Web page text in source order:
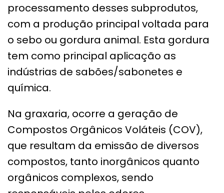
processamento desses subprodutos,
com a produção principal voltada para
o sebo ou gordura animal. Esta gordura
tem como principal aplicação as
indústrias de sabões/sabonetes e
química.
Na graxaria, ocorre a geração de
Compostos Orgânicos Voláteis (COV),
que resultam da emissão de diversos
compostos, tanto inorgânicos quanto
orgânicos complexos, sendo